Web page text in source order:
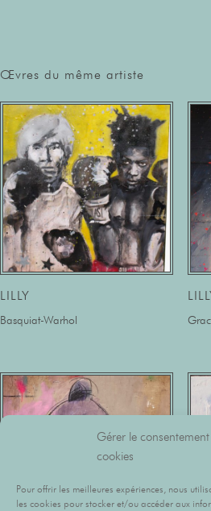
Gérer le
cookies
Pour offrir les meilleures expériences, nous
les cookies pour stocker et/ou accéder aux
Œvres du même artiste
LILLY
Basquiat-Warhol